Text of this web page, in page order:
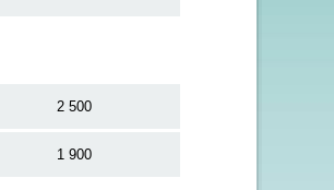
2 500
1 900